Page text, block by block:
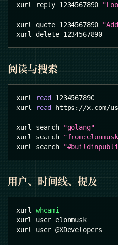
xurl reply 1234567890
xurl quote 1234567890
xurl delete 1234567890
阅读与搜索
xurl read
1234567890
xurl
read https://x.com/
xurl search
"golang"
xurl search
xurl search
用户、时间线、提及
xurl whoami
xurl user elonmusk
xurl user @XDevelopers